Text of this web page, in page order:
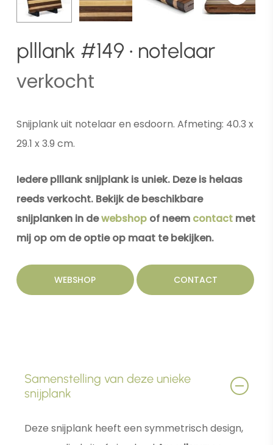
plllank #149 • notelaar
verkocht
Snijplank uit notelaar en esdoorn. Afmeting: 40.3 x
29.1 x 3.9 cm.
Iedere plllank snijplank is uniek. Deze is helaas
reeds verkocht. Bekijk de beschikbare
snijplanken in dewebshopof neem contactmet
mij op om de optie op maat te bekijken.
WEBSHOP CONTACT
Samenstelling van deze unieke
snijplank
Deze snijplank heeft een symmetrisch design,